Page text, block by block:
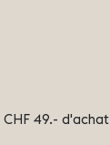
49.- d'achat